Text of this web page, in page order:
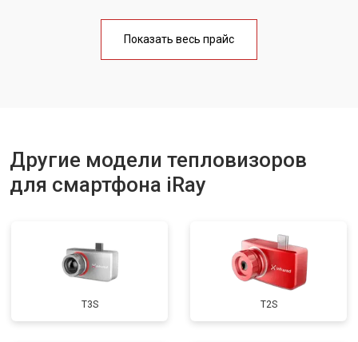
Показать весь прайс
Другие модели тепловизоров
для смартфона iRay
T3S T2S